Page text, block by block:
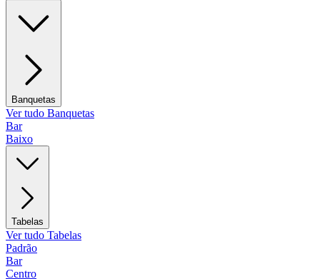
Banquetas
Ver tudo Banquetas
Bar
Baixo
Tabelas
Ver tudo Tabelas
Padrão
Bar
Centro